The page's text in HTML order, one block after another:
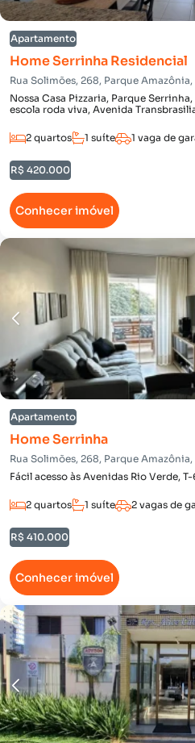
Apartamento
Home Serrinha Residencial
Rua Solimões, 268, Parque
Nossa Casa Pizzaria, Parque
escola roda viva, Avenida
2 quartos 1 suíte 1 vaga de
R$ 420.000
Conhecer imóvel
Apartamento
Home Serrinha
Rua Solimões, 268, Parque
Fácil acesso às Avenidas Rio Verde,
2 quartos 1 suíte 2 vagas de
R$ 410.000
Conhecer imóvel